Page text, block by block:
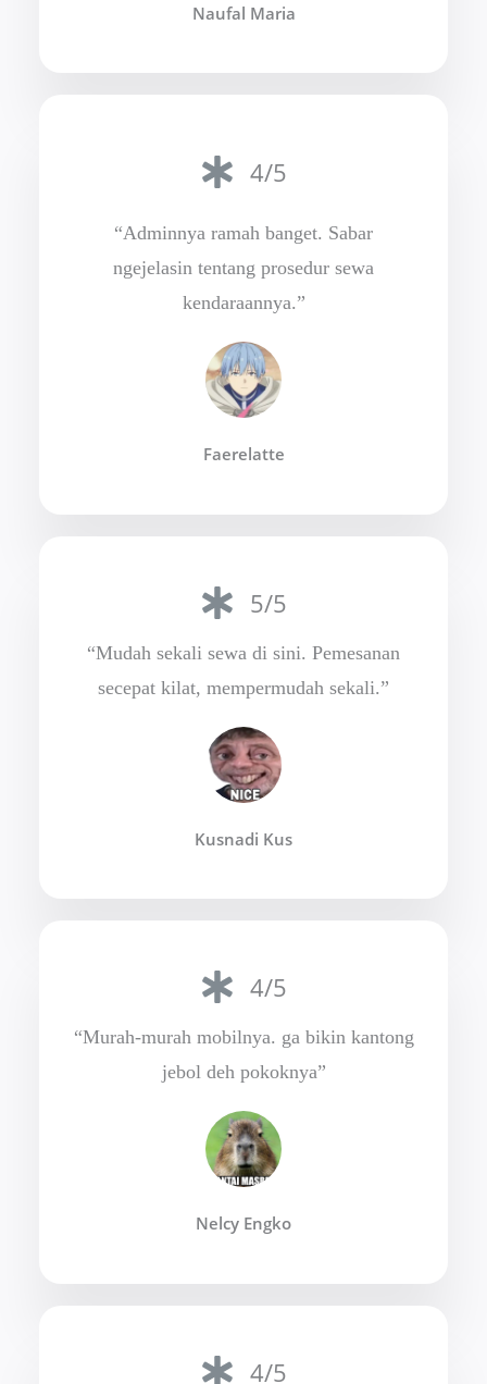
Naufal Maria
4/5
“Adminnya ramah banget. Sabar
ngejelasin tentang prosedur sewa
kendaraannya.”
Faerelatte
5/5
“Mudah sekali sewa di sini. Pemesanan
secepat kilat, mempermudah sekali.”
Kusnadi Kus
4/5
“Murah-murah mobilnya. ga bikin kantong
jebol deh pokoknya”
Nelcy Engko
4/5